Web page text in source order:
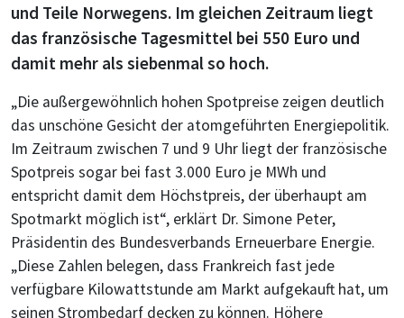
und Teile Norwegens. Im gleichen Zeitraum liegt
das französische Tagesmittel bei 550 Euro und
damit mehr als siebenmal so hoch.
„Die außergewöhnlich hohen Spotpreise zeigen deutlich
das unschöne Gesicht der atomgeführten Energiepolitik.
Im Zeitraum zwischen 7 und 9 Uhr liegt der französische
Spotpreis sogar bei fast 3.000 Euro je MWh und
entspricht damit dem Höchstpreis, der überhaupt am
Spotmarkt möglich ist“, erklärt Dr. Simone Peter,
Präsidentin des Bundesverbands Erneuerbare Energie.
„Diese Zahlen belegen, dass Frankreich fast jede
verfügbare Kilowattstunde am Markt aufgekauft hat, um
seinen Strombedarf decken zu können. Höhere